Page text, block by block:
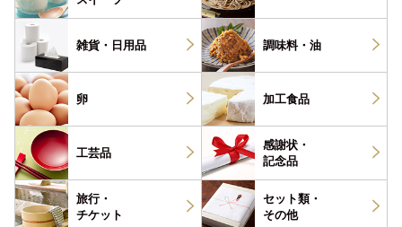
雑貨・ 日用品 調味料・ 油
卵 加工食品
工芸品
感謝状・
記念品
旅行・
チケット
セット類・
その他